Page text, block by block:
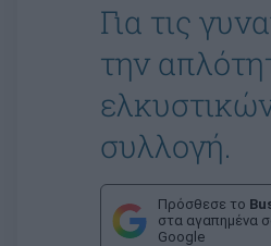
Για τις
την
συλλογή.
Πρόσθεσε το
στα αγαπημένα
Google